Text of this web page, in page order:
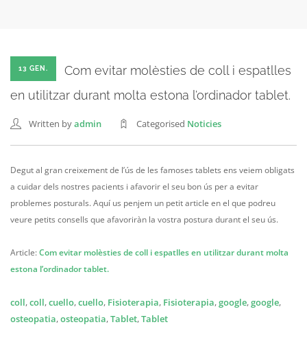
13 GEN.
Com evitar molèsties de coll i espatlles
en utilitzar durant molta estona l’ordinador tablet.
Written byadmin Categorised Noticies
Degut al gran creixement de l’ús de les famoses tablets ens veiem obligats
a cuidar dels nostres pacients i afavorir el seu bon ús per a evitar
problemes posturals. Aquí us penjem un petit article en el que podreu
veure petits consells que afavoriràn la vostra postura durant el seu ús.
Article:Com evitar molèsties de coll i espatlles en utilitzar durant molta
estona l’ordinador tablet.
coll,coll,cuello,cuello, Fisioterapia, Fisioterapia,google,google,
osteopatia,osteopatia,Tablet,Tablet